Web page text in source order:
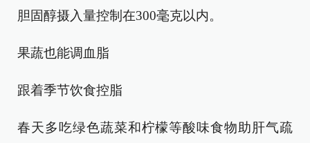
胆固醇摄入量控制在300毫克以内。
果蔬也能调血脂
跟着季节饮食控脂
春天多吃绿色蔬菜和柠檬等酸味食物助肝气疏